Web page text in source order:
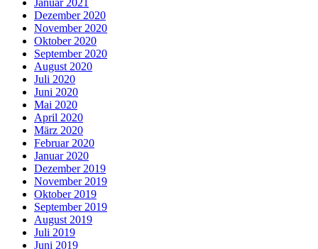
Dezember 2020
November 2020
Oktober 2020
September 2020
August 2020
Juli 2020
Juni 2020
Mai 2020
April 2020
März 2020
Februar 2020
Januar 2020
Dezember 2019
November 2019
Oktober 2019
September 2019
August 2019
Juli 2019
Juni 2019